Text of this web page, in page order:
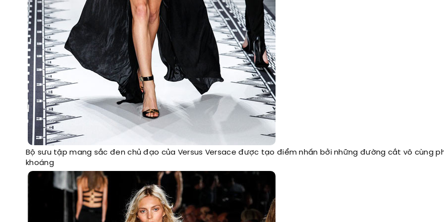
Bộ sưu tập mang sắc đen chủ đạo của Versus Versace được tạo điểm nhấn bởi những đường cắt vô cùng
khoáng